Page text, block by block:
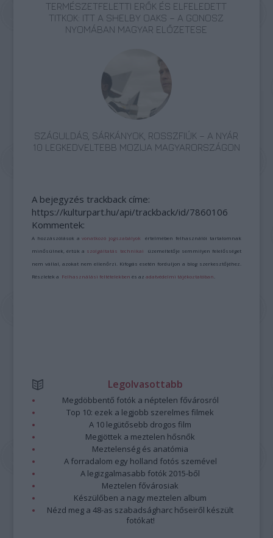
TERMÉSZETFELETTI ERŐK ÉS ELFELEDETT
TITKOK: ITT A SHELBY OAKS – A GONOSZ
NYOMÁBAN MAGYAR ELŐZETESE
SZÁGULDÁS, SÁRKÁNYOK, ROSSZFIÚK – A NYÁR
10 LEGKEDVELTEBB MOZIJA MAGYARORSZÁGON
A bejegyzés trackback címe:
https://kulturpart.hu/api/trackback/id/7860106
Kommentek:
A hozzászólások avonatkozó jogszabályok értelmében felhasználói tartalomnak
minősülnek, értük a szolgáltatás technikai üzemeltetője semmilyen felelősséget
nem vállal, azokat nem ellenőrzi. Kifogás esetén forduljon a blog szerkesztőjéhez.
Részletek a Felhasználási feltételekben és azadatvédelmi tájékoztatóban
Legolvasottabb
Megdöbbentő fotók a néptelen fővárosról
Top 10: ezek a legjobb szerelmes filmek
A 10 legütősebb drogos film
Megjöttek a meztelen hősnők
Meztelenség és anatómia
A forradalom egy holland fotós szemével
A legizgalmasabb fotók 2015-ből
Meztelen fővárosiak
Készülőben a nagy meztelen album
Nézd meg a 48-as szabadságharc hőseiről készült
fotókat!